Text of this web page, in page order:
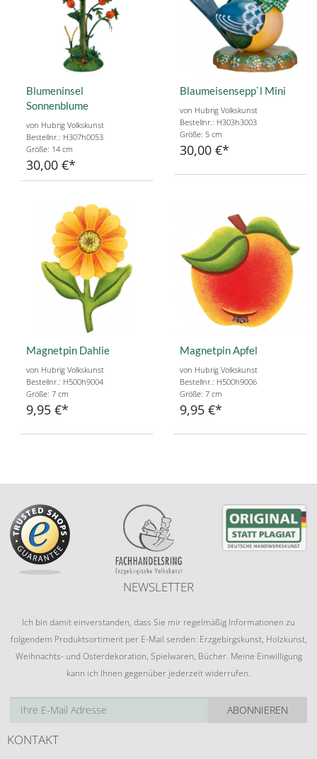
Blumeninsel
Sonnenblume
von Hubrig Volkskunst
Bestellnr.: H307h0053
Größe: 14 cm
30,00 €
Blaumeisensepp`l Mini
von Hubrig Volkskunst
Bestellnr.: H303h3003
Größe: 5 cm
30,00 €
Magnetpin Dahlie
von Hubrig Volkskunst
Bestellnr.: H500h9004
Größe: 7 cm
9,95 €
Magnetpin Apfel
von Hubrig Volkskunst
Bestellnr.: H500h9006
Größe: 7 cm
9,95 €
NEWSLETTER
Ich bin damit einverstanden, dass Sie mir regelmäßig Informationen zu
folgendem Produktsortiment per E-Mail senden: Erzgebirgskunst, Holzkunst,
Weihnachts- und Osterdekoration, Spielwaren, Bücher. Meine Einwilligung
kann ich Ihnen gegenüber jederzeit widerrufen.
ABONNIEREN
KONTAKT